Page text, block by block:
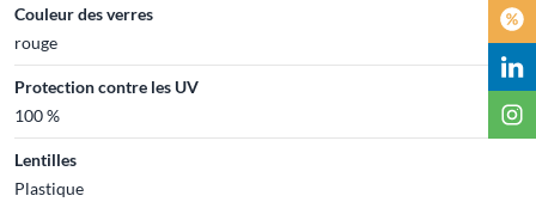
Couleur des verres
rouge
Protection contre les UV
100 %
Lentilles
Plastique